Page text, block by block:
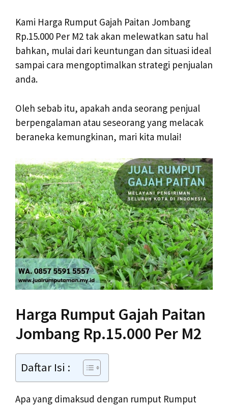
Kami Harga Rumput Gajah Paitan Jombang
Rp.15.000 Per M2 tak akan melewatkan satu hal
bahkan, mulai dari keuntungan dan situasi ideal
sampai cara mengoptimalkan strategi penjualan
anda.
Oleh sebab itu, apakah anda seorang penjual
berpengalaman atau seseorang yang melacak
beraneka kemungkinan, mari kita mulai!
Harga Rumput Gajah Paitan
Jombang Rp.15.000 Per M2
Daftar Isi :
Apa yang dimaksud dengan rumput Rumput